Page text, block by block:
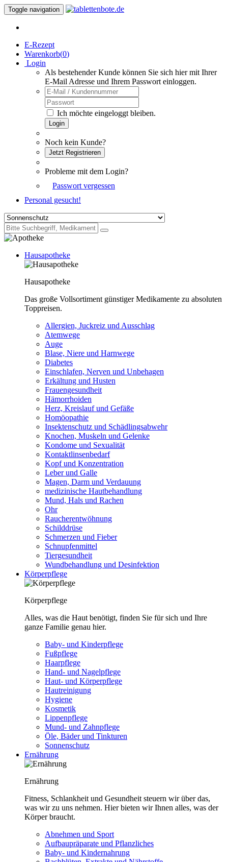
Toggle navigation
E-Rezept
Warenkorb(0)
Login
Als bestehender Kunde können Sie sich hier mit Ihrer
E-Mail Adresse und Ihrem Passwort einloggen.
Ich möchte eingeloggt bleiben.
Login
Noch kein Kunde?
Jetzt Registrieren
Probleme mit dem Login?
Passwort vergessen
Personal gesucht!
Hausapotheke
Hausapotheke
Das große Vollsortiment günstiger Medikamente zu absoluten
Toppreisen.
Allergien, Juckreiz und Ausschlag
Atemwege
Auge
Blase, Niere und Harnwege
Diabetes
Einschlafen, Nerven und Unbehagen
Erkältung und Husten
Frauengesundheit
Hämorrhoiden
Herz, Kreislauf und Gefäße
Homöopathie
Insektenschutz und Schädlingsabwehr
Knochen, Muskeln und Gelenke
Kondome und Sexualität
Kontaktlinsenbedarf
Kopf und Konzentration
Leber und Galle
Magen, Darm und Verdauung
medizinische Hautbehandlung
Mund, Hals und Rachen
Ohr
Raucherentwöhnung
Schilddrüse
Schmerzen und Fieber
Schnupfenmittel
Tiergesundheit
Wundbehandlung und Desinfektion
Körperpflege
Körperpflege
Alles, was die Haut benötigt, finden Sie für sich und Ihre
ganze Familie genau hier.
Baby- und Kinderpflege
Fußpflege
Haarpflege
Hand- und Nagelpflege
Haut- und Körperpflege
Hautreinigung
Hygiene
Kosmetik
Lippenpflege
Mund- und Zahnpflege
Öle, Bäder und Tinkturen
Sonnenschutz
Ernährung
Ernährung
Fitness, Schlankheit und Gesundheit steuern wir über das,
was wir zu uns nehmen. Hier bieten wir Ihnen alles, was der
Körper braucht.
Abnehmen und Sport
Aufbaupräparate und Pflanzliches
Baby- und Kindernahrung